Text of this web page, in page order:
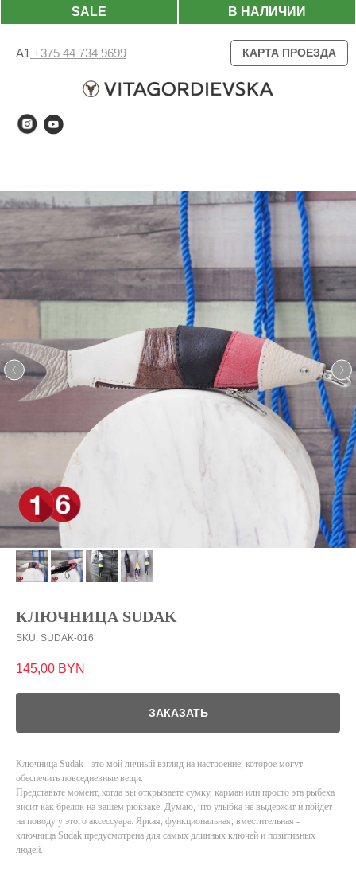
В НАЛИЧИИ
SALE
А1 +375 44 734 9699 КАРТА ПРОЕЗДА
КЛЮЧНИЦА SUDAK
SKU: SUDAK-016
145,00 BYN
ЗАКАЗАТЬ
Ключница Sudak - это мой личный взгляд на настроение, которое могут
обеспечить повседневные вещи.
Представьте момент, когда вы открываете сумку, карман или просто эта рыбеха
висит как брелок на вашем рюкзаке. Думаю, что улыбка не выдержит и пойдет
на поводу у этого аксессуара. Яркая, функциональная, вместительная -
ключница Sudak предусмотрена для самых длинных ключей и позитивных
людей.